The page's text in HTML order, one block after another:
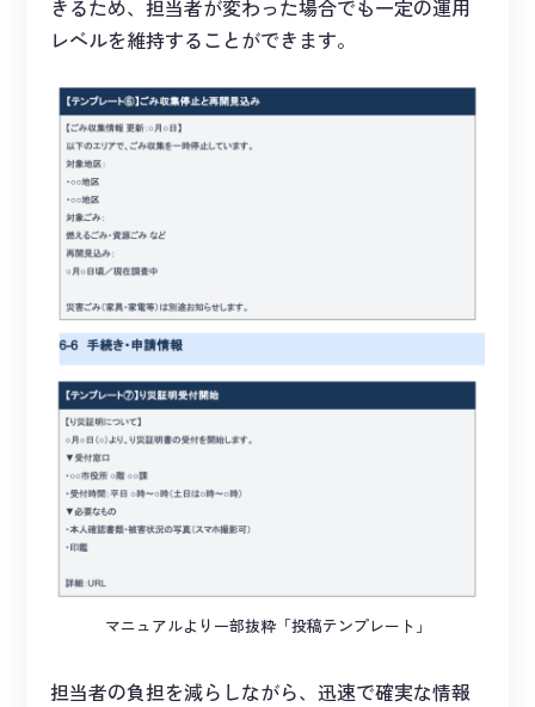
きるため、担当者が変わった場合でも一定の運用
レベルを維持することができます。
マニュアルより一部抜粋「投稿テンプレート」
担当者の負担を減らしながら、迅速で確実な情報